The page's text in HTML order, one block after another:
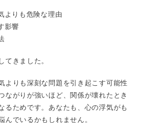
よりも危険な理由
影響
てきました。
よりも深刻な問題を引き起こす可能性
ながりが強いほど、関係が壊れたとき
るためです。あなたも、心の浮気がも
んでいるかもしれません。